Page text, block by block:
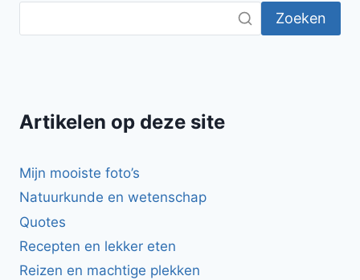
Zoeken
Artikelen op deze site
Mijn mooiste foto’s
Natuurkunde en wetenschap
Quotes
Recepten en lekker eten
Reizen en machtige plekken